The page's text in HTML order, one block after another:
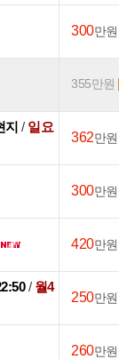
300만원
355만원
지 / 일요
362만원
300만원
420만원
/ 월4
250만원
260만원